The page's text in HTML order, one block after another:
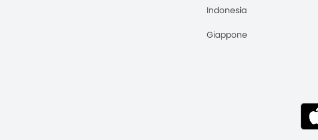
Indonesia
Giappone